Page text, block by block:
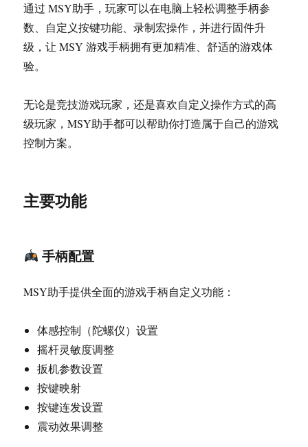
线
授
权
台
通过 MSY助手，玩家可以在电脑上轻松调整手柄参
数、自定义按键功能、录制宏操作，并进行固件升
级，让 MSY 游戏手柄拥有更加精准、舒适的游戏体
验。
无论是竞技游戏玩家，还是喜欢自定义操作方式的高
级玩家，MSY助手都可以帮助你打造属于自己的游戏
控制方案。
主要功能
手柄配置
MSY助手提供全面的游戏手柄自定义功能：
体感控制（陀螺仪）设置
摇杆灵敏度调整
扳机参数设置
按键映射
按键连发设置
震动效果调整